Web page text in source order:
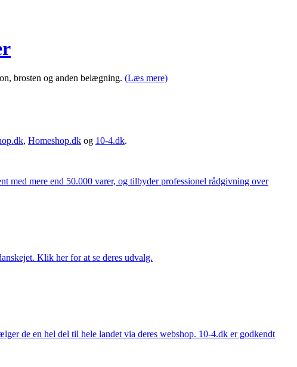
brosten og anden belægning. (Læs mere)
, Homeshop.dk og 10-4.dk.
med mere end 50.000 varer, og tilbyder professionel rådgivning over
Klik her for at se deres udvalg.
de en hel del til hele landet via deres webshop. 10-4.dk er godkendt